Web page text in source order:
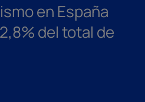
en España
del total de